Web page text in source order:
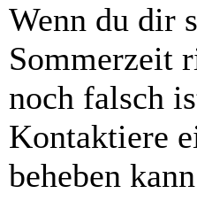
Wenn du dir
Sommerzeit
noch falsch
Kontaktiere
beheben